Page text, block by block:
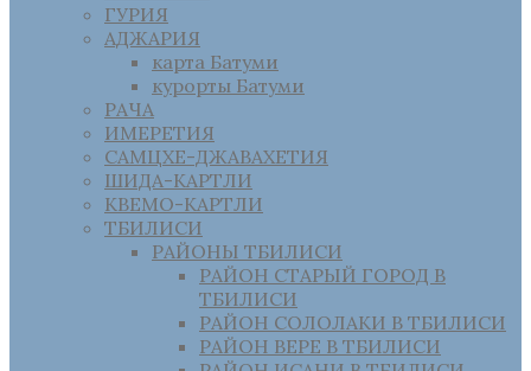
ГУРИЯ
АДЖАРИЯ
карта Батуми
курорты Батуми
РАЧА
ИМЕРЕТИЯ
САМЦХЕ-ДЖАВАХЕТИЯ
ШИДА-КАРТЛИ
КВЕМО-КАРТЛИ
ТБИЛИСИ
РАЙОНЫ ТБИЛИСИ
РАЙОН СТАРЫЙ ГОРОД В
ТБИЛИСИ
РАЙОН СОЛОЛАКИ В ТБИЛИСИ
РАЙОН ВЕРЕ В ТБИЛИСИ